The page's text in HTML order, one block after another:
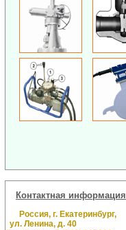
Контактная информация
Россия, г. Екатеринбург,
ул. Ленина, д. 40